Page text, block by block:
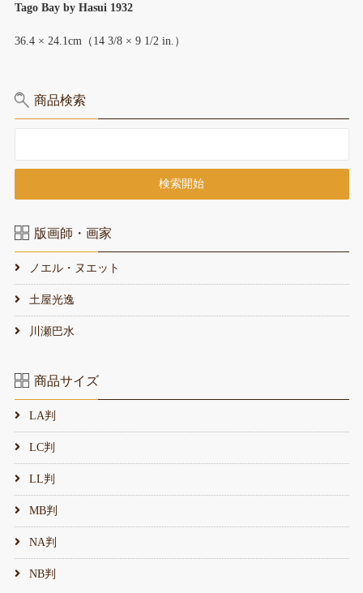
Tago Bay by Hasui 1932
36.4 × 24.1cm（14 3/8 × 9 1/2 in.）
商品検索
版画師・画家
ノエル・ヌエット
土屋光逸
川瀬巴水
商品サイズ
LA判
LC判
LL判
MB判
NA判
NB判